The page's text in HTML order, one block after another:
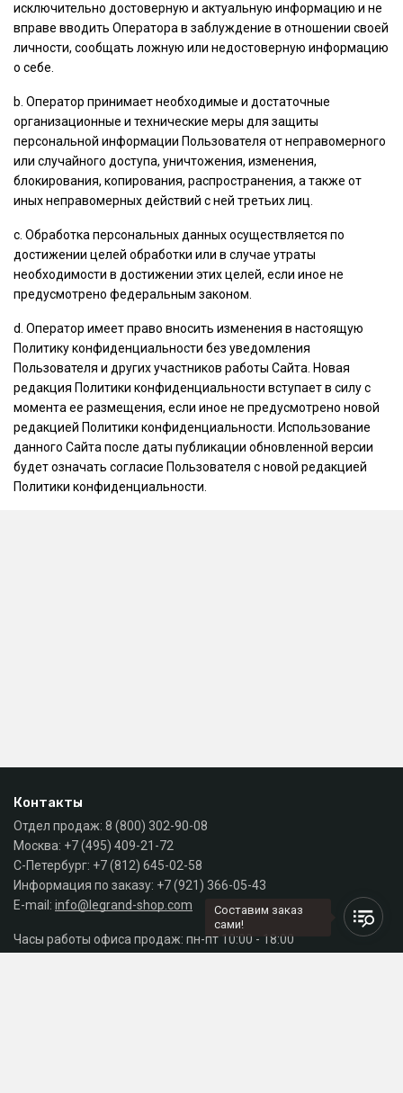
исключительно достоверную и актуальную информацию и не
вправе вводить Оператора в заблуждение в отношении своей
личности, сообщать ложную или недостоверную информацию
о себе.
b. Оператор принимает необходимые и достаточные
организационные и технические меры для защиты
персональной информации Пользователя от неправомерного
или случайного доступа, уничтожения, изменения,
блокирования, копирования, распространения, а также от
иных неправомерных действий с ней третьих лиц.
с. Обработка персональных данных осуществляется по
достижении целей обработки или в случае утраты
необходимости в достижении этих целей, если иное не
предусмотрено федеральным законом.
d. Оператор имеет право вносить изменения в настоящую
Политику конфиденциальности без уведомления
Пользователя и других участников работы Сайта. Новая
редакция Политики конфиденциальности вступает в силу с
момента ее размещения, если иное не предусмотрено новой
редакцией Политики конфиденциальности. Использование
данного Сайта после даты публикации обновленной версии
будет означать согласие Пользователя с новой редакцией
Политики конфиденциальности.
Контакты
Отдел продаж: 8 (800) 302-90-08
Москва: +7 (495) 409-21-72
С-Петербург: +7 (812) 645-02-58
Информация по заказу: +7 (921) 366-05-43
E-mail: info@legrand-shop.com
Часы работы офиса продаж: пн-пт 10:00 - 18:00
Составим заказ
сами!